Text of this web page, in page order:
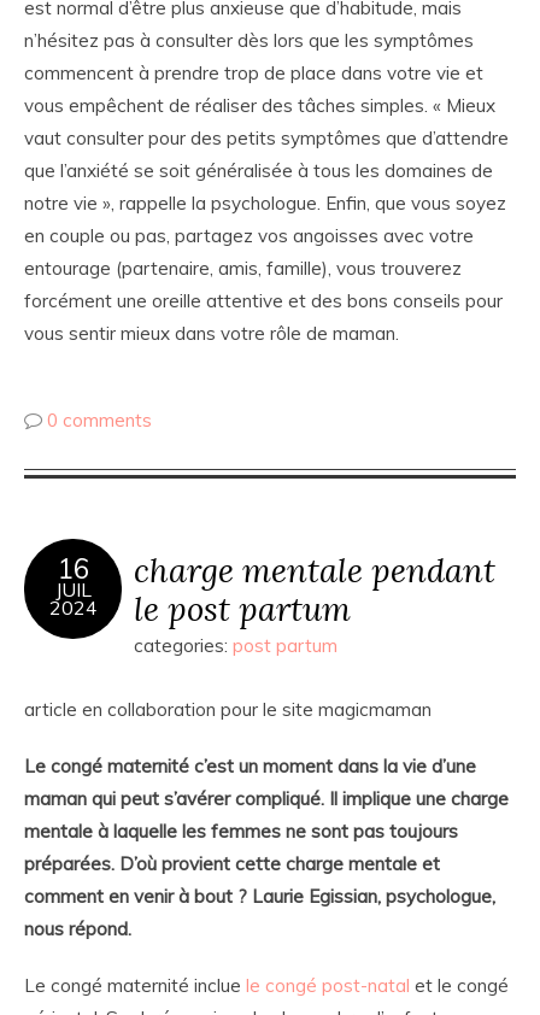
est normal d’être plus anxieuse que d’habitude, mais
n’hésitez pas à consulter dès lors que les symptômes
commencent à prendre trop de place dans votre vie et
vous empêchent de réaliser des tâches simples. « Mieux
vaut consulter pour des petits symptômes que d’attendre
que l’anxiété se soit généralisée à tous les domaines de
notre vie », rappelle la psychologue. Enfin, que vous soyez
en couple ou pas, partagez vos angoisses avec votre
entourage (partenaire, amis, famille), vous trouverez
forcément une oreille attentive et des bons conseils pour
vous sentir mieux dans votre rôle de maman.
0 comments
16
JUIL
2024
charge mentale pendant
le post partum
categories: post partum
article en collaboration pour le site magicmaman
Le congé maternité c’est un moment dans la vie d’une
maman qui peut s’avérer compliqué. Il implique une charge
mentale à laquelle les femmes ne sont pas toujours
préparées. D’où provient cette charge mentale et
comment en venir à bout ? Laurie Egissian, psychologue,
nous répond.
Le congé maternité inclue le congé post-natal et le congé